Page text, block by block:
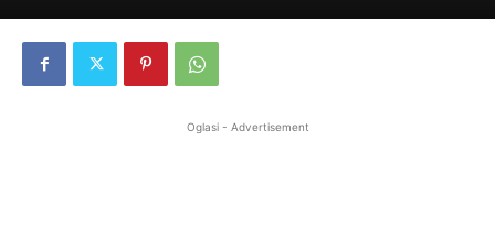
Oglasi - Advertisement